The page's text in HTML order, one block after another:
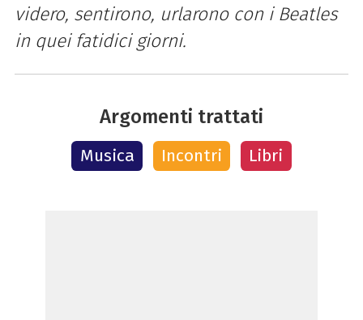
videro, sentirono, urlarono con i Beatles
in quei fatidici giorni.
Argomenti trattati
Musica Incontri Libri